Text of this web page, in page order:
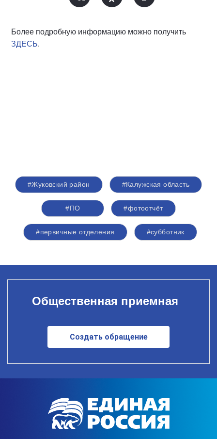
Более подробную информацию можно получить
ЗДЕСЬ.
#Жуковский район #Калужская область
#ПО #фотоотчёт
#первичные отделения #субботник
Общественная приемная
Создать обращение